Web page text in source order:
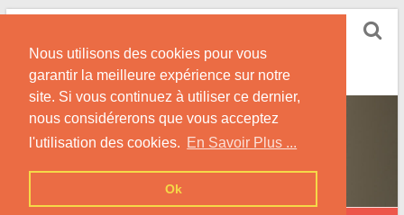
Nous utilisons des cookies pour vous
garantir la meilleure expérience sur notre
site. Si vous continuez à utiliser ce dernier,
nous considérerons que vous acceptez
l'utilisation des cookies. En Savoir Plus ...
Ok
Skip
content
Conseils pour Rencontrer une Jolie Célibataire à la
Peau Noire !